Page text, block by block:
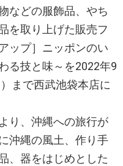
などの服飾品、やち
を取り上げた販売フ
ップ］ニッポンのい
る技と味～を2022年9
まで西武池袋本店に
り、沖縄への旅行が
沖縄の風土、作り手
、器をはじめとした